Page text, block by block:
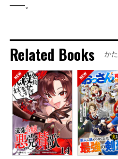
――。
Related Books か